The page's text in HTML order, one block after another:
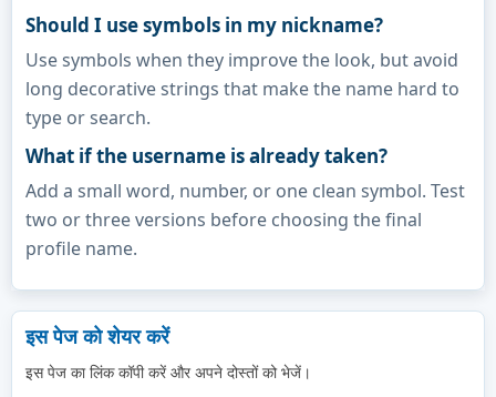
Should I use symbols in my nickname?
Use symbols when they improve the look, but avoid
long decorative strings that make the name hard to
type or search.
What if the username is already taken?
Add a small word, number, or one clean symbol. Test
two or three versions before choosing the final
profile name.
इस पेज को शेयर करें
इस पेज का लिंक कॉपी करें और अपने दोस्तों को भेजें।